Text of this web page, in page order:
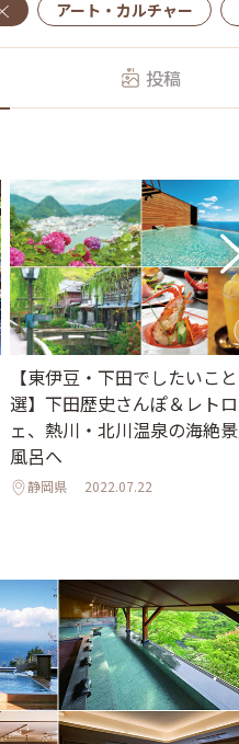
アート・カルチャー
投稿
【東伊豆・下田でしたいこ
選】下田歴史さんぽ＆レト
ェ、熱川・北川温泉の海絶
風呂へ
静岡県 2022.07.22